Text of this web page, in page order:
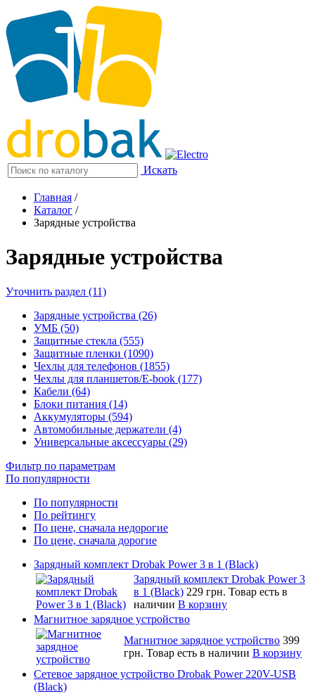
Искать
Главная /
Каталог /
Зарядные устройства
Зарядные устройства
Уточнить раздел (11)
Зарядные устройства (26)
УМБ (50)
Защитные стекла (555)
Защитные пленки (1090)
Чехлы для телефонов (1855)
Чехлы для планшетов/E-book (177)
Кабели (64)
Блоки питания (14)
Аккумуляторы (594)
Автомобильные держатели (4)
Универсальные аксессуары (29)
Фильтр по параметрам
По популярности
По популярности
По рейтингу
По цене, сначала недорогие
По цене, сначала дорогие
Зарядный комплект Drobak Power 3 в 1 (Black)
Зарядный комплект Drobak Power 3
в 1 (Black) 229 грн. Товар есть в
наличии В корзину
Магнитное зарядное устройство
Магнитное зарядное устройство 399
грн. Товар есть в наличии В корзину
Сетевое зарядное устройство Drobak Power 220V-USB
(Black)